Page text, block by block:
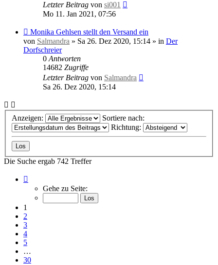
Letzter Beitrag von si001
Mo 11. Jan 2021, 07:56
Neuer
Beitrag
Monika Gehlsen stellt den Versand ein
von Salmandra » Sa 26. Dez 2020, 15:14 » in Der
Dorfschreier
0 Antworten
14682 Zugriffe
Letzter Beitrag von Salmandra
Sa 26. Dez 2020, 15:14
Anzeigen:
Sortiere nach:
Richtung:
Die Suche ergab 742 Treffer
von
Gehe zu Seite:
1
2
3
4
5
…
30